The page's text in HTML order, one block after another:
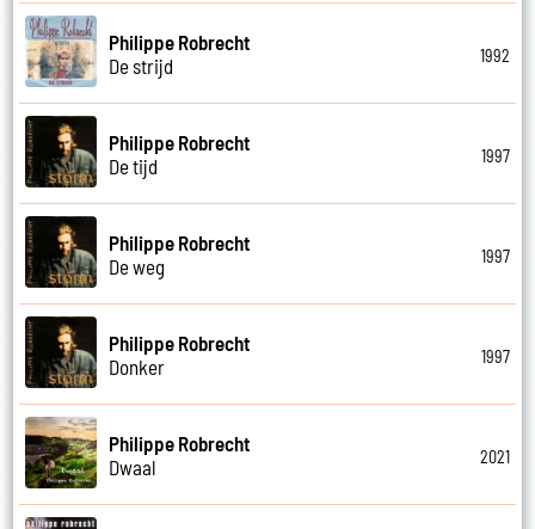
Philippe Robrecht
De strijd
1992
Philippe Robrecht
De tijd
1997
Philippe Robrecht
De weg
1997
Philippe Robrecht
Donker
1997
Philippe Robrecht
Dwaal
2021